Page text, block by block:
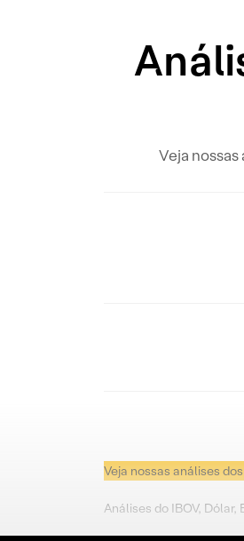
Veja
Veja nossas análises
Análises do IBOV,